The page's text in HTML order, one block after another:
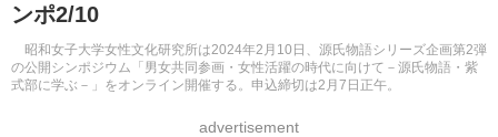
自由研究教材（小学生向け）
ンポ2/10
昭和女子大学女性文化研究所は2024年2月10日、源氏物語シリーズ企画第2弾
の公開シンポジウム「男女共同参画・女性活躍の時代に向けて－源氏物語・紫
式部に学ぶ－」をオンライン開催する。申込締切は2月7日正午。
advertisement